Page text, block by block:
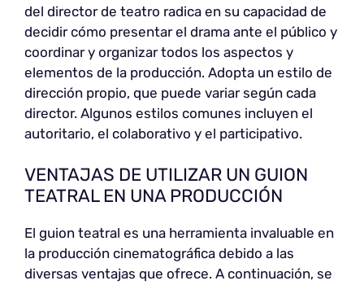
del director de teatro radica en su capacidad de
decidir cómo presentar el drama ante el público y
coordinar y organizar todos los aspectos y
elementos de la producción. Adopta un estilo de
dirección propio, que puede variar según cada
director. Algunos estilos comunes incluyen el
autoritario, el colaborativo y el participativo.
VENTAJAS DE UTILIZAR UN GUION
TEATRAL EN UNA PRODUCCIÓN
El guion teatral es una herramienta invaluable en
la producción cinematográfica debido a las
diversas ventajas que ofrece. A continuación, se